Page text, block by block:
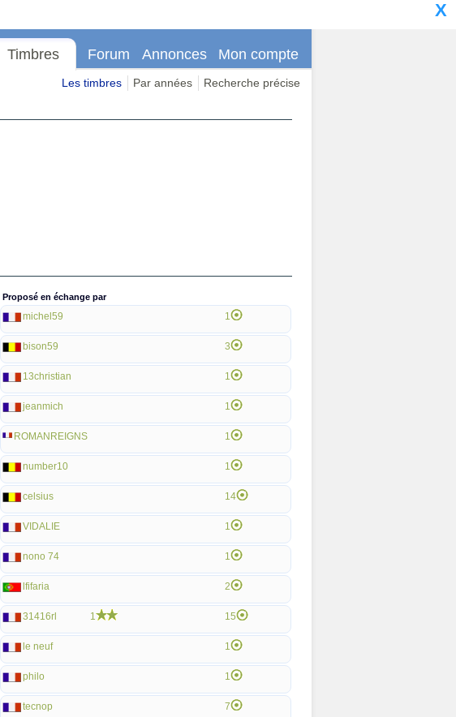
X
Timbres Forum Annonces Mon compte
Les timbres Par années Recherche précise
Proposé en échange par
michel59 1
bison59 3
13christian 1
jeanmich 1
ROMANREIGNS 1
number10 1
celsius 14
VIDALIE 1
nono 74 1
lfifaria 2
31416rl 1 15
le neuf 1
philo 1
tecnop 7